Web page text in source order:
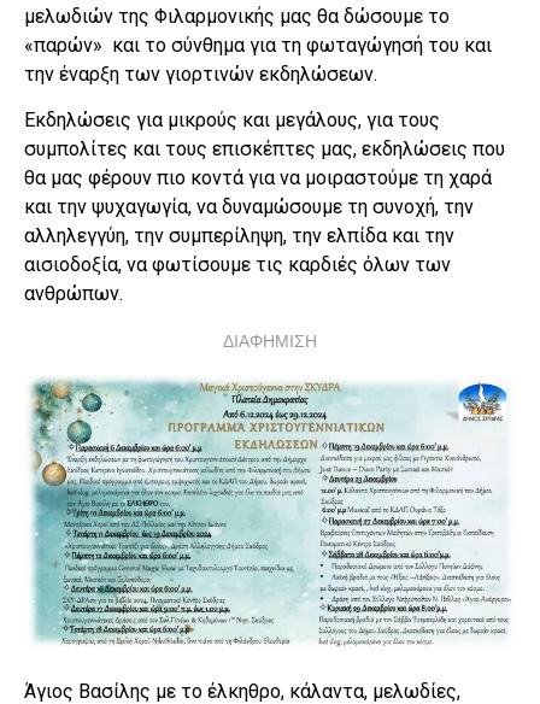
μελωδιών της Φιλαρμονικής μας θα δώσουμε το
«παρών» και το σύνθημα για τη φωταγώγησή του και
την έναρξη των γιορτινών εκδηλώσεων.
Εκδηλώσεις για μικρούς και μεγάλους, για τους
συμπολίτες και τους επισκέπτες μας, εκδηλώσεις που
θα μας φέρουν πιο κοντά για να μοιραστούμε τη χαρά
και την ψυχαγωγία, να δυναμώσουμε τη συνοχή, την
αλληλεγγύη, την συμπερίληψη, την ελπίδα και την
αισιοδοξία, να φωτίσουμε τις καρδιές όλων των
ανθρώπων.
ΔΙΑΦΗΜΙΣΗ
Άγιος Βασίλης με το έλκηθρο, κάλαντα, μελωδίες,